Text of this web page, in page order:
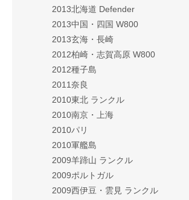
2013北海道 Defender
2013中国・四国 W800
2013玄海・長崎
2012柏崎・志賀高原 W800
2012種子島
2011奈良
2010東北 ランクル
2010南京・上海
2010パリ
2010軍艦島
2009羊蹄山 ランクル
2009ポルトガル
2009西伊豆・雲見 ランクル